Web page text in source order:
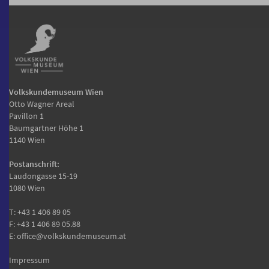
Volkskundemuseum Wien
Otto Wagner Areal
Pavillon 1
Baumgartner Höhe 1
1140 Wien
Postanschrift:
Laudongasse 15-19
1080 Wien
T:+43 1 406 89 05
F: +43 1 406 89 05.88
E:office@volkskundemuseum.at
Impressum